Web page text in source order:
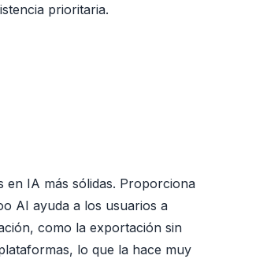
prioritaria.
en IA más sólidas. Proporciona
AI ayuda a los usuarios a
como la exportación sin
lo que la hace muy